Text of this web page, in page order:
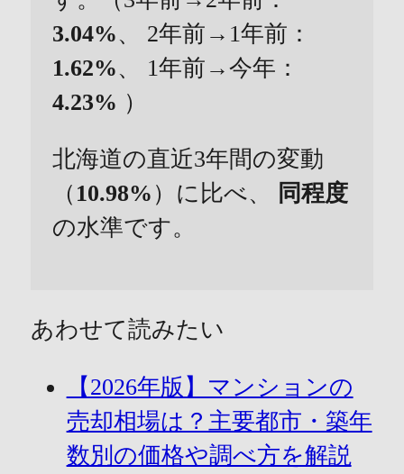
3.04%、 2年前→1年前：
1.62%、 1年前→今年：
4.23% ）
北海道の直近3年間の変動
（ 10.98% ）に比べ、
同程度
の水準です。
あわせて読みたい
【2026年版】マンションの
売却相場は？主要都市・築年
数別の価格や調べ方を解説